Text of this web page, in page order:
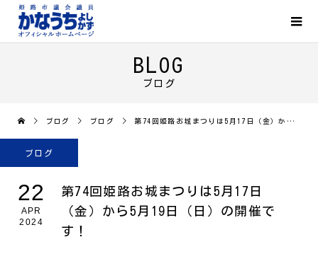
BLOG
ブログ
ブログ ブログ 第74回姫路お城まつりは5月17日（金）から5月19日（日）の開催です！
ブログ
22
APR
2024
第74回姫路お城まつりは5月17日
（金）から5月19日（日）の開催で
す！